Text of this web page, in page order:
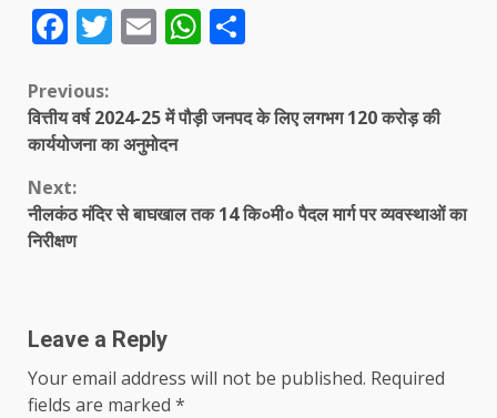
Facebook
Twitter
EmailWhatsApp
Continue
Reading
Previous:
वित्तीय वर्ष 2024-25 में पौड़ी जनपद के लिए लगभग 120 करोड़ की
कार्ययोजना का अनुमोदन
Next:
नीलकंठ मंदिर से बाघखाल तक 14 कि०मी० पैदल मार्ग पर व्यवस्थाओं का
निरीक्षण
Leave a Reply
Your email address will not be published. Required
fields are marked *